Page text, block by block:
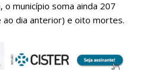
o município soma ainda 207
ao dia anterior) e oito mortes.